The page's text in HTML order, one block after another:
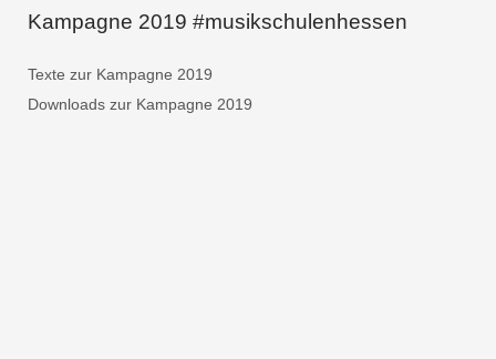
Kampagne 2019 #musikschulenhessen
Texte zur Kampagne 2019
Downloads zur Kampagne 2019